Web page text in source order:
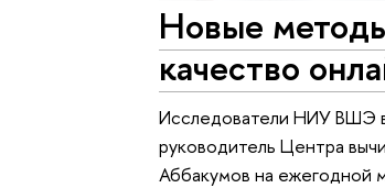
Новые
качество
Исследователи НИУ ВШЭ
руководитель Центра
Аббакумов на